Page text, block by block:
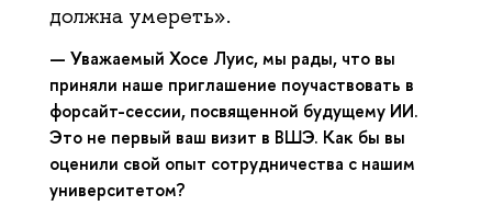
должна умереть».
— Уважаемый Хосе Луис, мы рады, что вы
приняли наше приглашение поучаствовать в
форсайт-сессии, посвященной будущему ИИ.
Это не первый ваш визит в ВШЭ. Как бы вы
оценили свой опыт сотрудничества с нашим
университетом?